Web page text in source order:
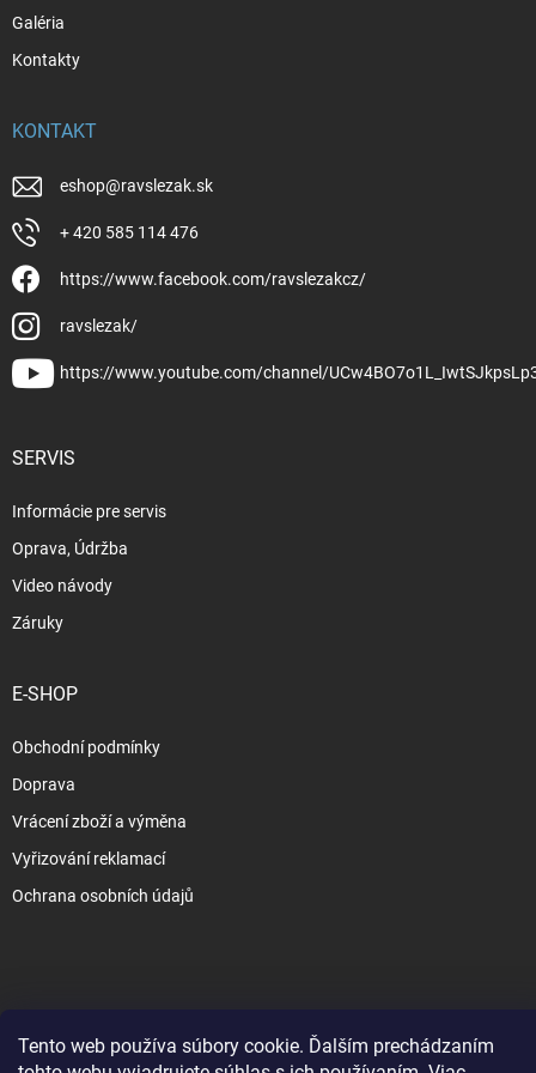
Tento web používa súbory cookie. Ďalším prechádzaním
Galéria
Kontakty
KONTAKT
eshop@ravslezak.sk
+ 420 585 114 476
https://www.facebook.com/ravslezakcz/
ravslezak/
https://www.youtube.com/channel/
SERVIS
Informácie pre servis
Oprava, Údržba
Video návody
Záruky
E-SHOP
Obchodní podmínky
Doprava
Vrácení zboží a výměna
Vyřizování reklamací
Ochrana osobních údajů
nastavenie cookies